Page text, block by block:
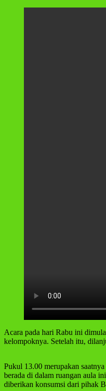
Acara pada hari Rabu ini
kelompoknya. Setelah itu,
Pukul 13.00 merupakan
berada di dalam ruangan aula
diberikan konsumsi dari pihak